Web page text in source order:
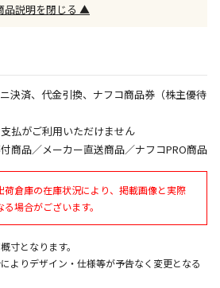
す。金額・施工日はお打ち合わせの上、
。
工事が必要な商品です。別途費用が発
ざいます。
品説明を閉じる ▲
決済、代金引換、ナフコ商品券（株主優待
払がご利用いただけません
商品／メーカー直送商品／ナフコPRO商品
倉庫の在庫状況により、掲載画像と実際
場合がございます。
寸となります。
よりデザイン・仕様等が予告なく変更となる